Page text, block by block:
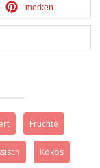
merken
Früchte
Kokos